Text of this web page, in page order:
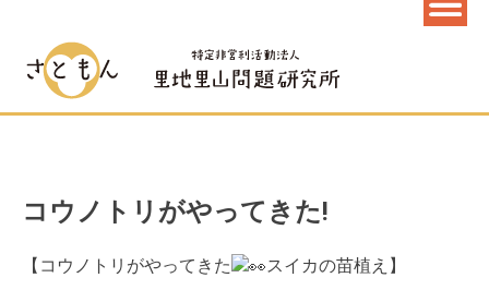
コウノトリがやってきた!
【コウノトリがやってきた スイカの苗植え】